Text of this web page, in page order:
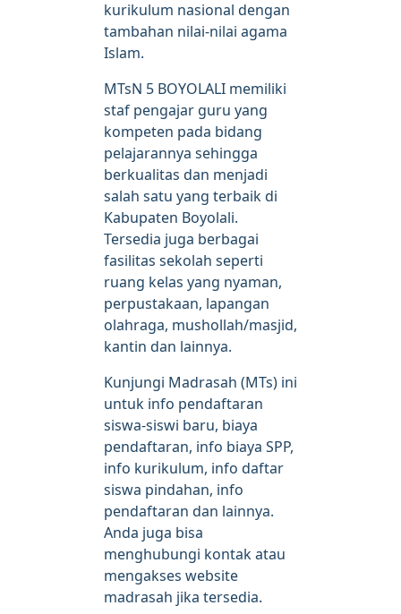
kurikulum nasional dengan
tambahan nilai-nilai agama
Islam.
MTsN 5 BOYOLALI memiliki
staf pengajar guru yang
kompeten pada bidang
pelajarannya sehingga
berkualitas dan menjadi
salah satu yang terbaik di
Kabupaten Boyolali.
Tersedia juga berbagai
fasilitas sekolah seperti
ruang kelas yang nyaman,
perpustakaan, lapangan
olahraga, mushollah/masjid,
kantin dan lainnya.
Kunjungi Madrasah (MTs) ini
untuk info pendaftaran
siswa-siswi baru, biaya
pendaftaran, info biaya SPP,
info kurikulum, info daftar
siswa pindahan, info
pendaftaran dan lainnya.
Anda juga bisa
menghubungi kontak atau
mengakses website
madrasah jika tersedia.